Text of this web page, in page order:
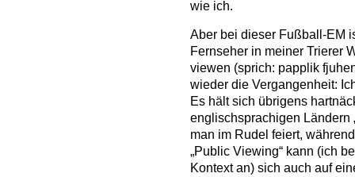
wie ich.
Aber bei dieser Fußball-EM
Fernseher in meiner Trierer
viewen (sprich: papplik
wieder die Vergangenheit:
Es hält sich übrigens
englischsprachigen Ländern
man im Rudel feiert,
„Public Viewing“ kann (ich
Kontext an) sich auch auf